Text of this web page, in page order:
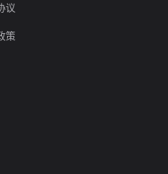
议
策